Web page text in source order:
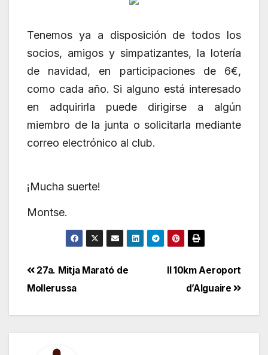
Tenemos ya a disposición de todos los
socios, amigos y simpatizantes, la lotería
de navidad, en participaciones de 6€,
como cada año. Si alguno está interesado
en adquirirla puede dirigirse a algún
miembro de la junta o solicitarla mediante
correo electrónico al club.
¡Mucha suerte!
Montse.
Navegación
de
entradas
II 10km Aeroport
d’Alguaire
27a. Mitja Marató de
Mollerussa